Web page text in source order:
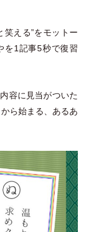
笑える”をモットー
を1記事5秒で復習
容に見当がついた
から始まる、あるあ